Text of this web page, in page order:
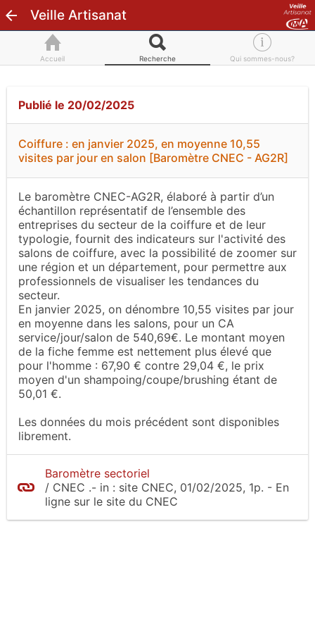
Veille Artisanat
Accueil Recherche Qui sommes-nous?
Publié le 20/02/2025
Coiffure : en janvier 2025, en moyenne 10,55
visites par jour en salon [Baromètre CNEC - AG2R]
Le baromètre CNEC-AG2R, élaboré à partir d’un
échantillon représentatif de l’ensemble des
entreprises du secteur de la coiffure et de leur
typologie, fournit des indicateurs sur l'activité des
salons de coiffure, avec la possibilité de zoomer sur
une région et un département, pour permettre aux
professionnels de visualiser les tendances du
secteur.
En janvier 2025, on dénombre 10,55 visites par jour
en moyenne dans les salons, pour un CA
service/jour/salon de 540,69€. Le montant moyen
de la fiche femme est nettement plus élevé que
pour l'homme : 67,90 € contre 29,04 €, le prix
moyen d'un shampoing/coupe/brushing étant de
50,01 €.
Les données du mois précédent sont disponibles
librement.
Baromètre sectoriel
/ CNEC .- in : site CNEC, 01/02/2025, 1p. - En
ligne sur le site du CNEC